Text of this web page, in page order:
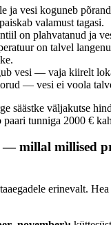
ja vesi koguneb
valamust tagasi.
on plahvatanud ja
on talvel
vesi — vaja kiirelt
— vesi ei voola
säästke väljakutse
paari tunniga 2000 €
millal millised
erinevalt.